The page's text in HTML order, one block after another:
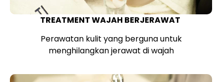
TREATMENT WAJAH BERJERAWAT
Perawatan kulit yang berguna untuk
menghilangkan jerawat di wajah